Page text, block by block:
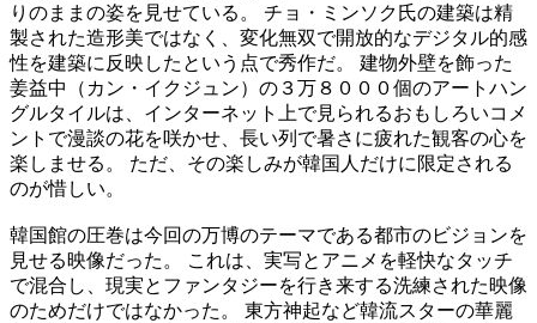
りのままの姿を見せている。 チョ・ミンソク氏の建築は精
製された造形美ではなく、変化無双で開放的なデジタル的感
性を建築に反映したという点で秀作だ。 建物外壁を飾った
姜益中（カン・イクジュン）の３万８０００個のアートハン
グルタイルは、インターネット上で見られるおもしろいコメ
ントで漫談の花を咲かせ、長い列で暑さに疲れた観客の心を
楽しませる。 ただ、その楽しみが韓国人だけに限定される
のが惜しい。
韓国館の圧巻は今回の万博のテーマである都市のビジョンを
見せる映像だった。 これは、実写とアニメを軽快なタッチ
で混合し、現実とファンタジーを行き来する洗練された映像
のためだけではなかった。 東方神起など韓流スターの華麗